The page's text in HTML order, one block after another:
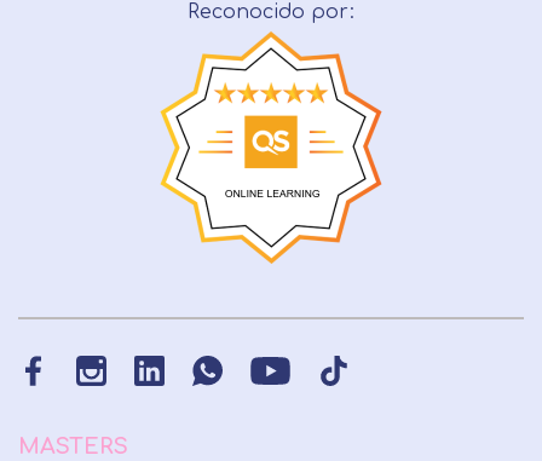
Reconocido por:
MASTERS